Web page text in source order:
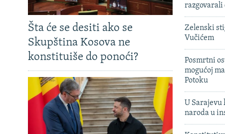
Šta će se desiti ako se
Skupština Kosova ne
konstituiše do ponoći?
razgovarali
Zelenski
Vučićem
Posmrtni
mogućoj
Potoku
U Sarajevu
naroda u